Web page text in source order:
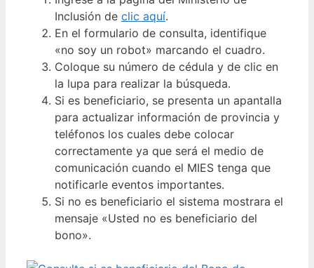
Inclusión de clic aquí.
En el formulario de consulta, identifique
«no soy un robot» marcando el cuadro.
Coloque su número de cédula y de clic en
la lupa para realizar la búsqueda.
Si es beneficiario, se presenta un apantalla
para actualizar información de provincia y
teléfonos los cuales debe colocar
correctamente ya que será el medio de
comunicación cuando el MIES tenga que
notificarle eventos importantes.
Si no es beneficiario el sistema mostrara el
mensaje «Usted no es beneficiario del
bono».